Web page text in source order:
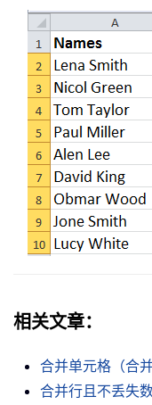
相关文章：
合并单元格（合
合并行且不丢失